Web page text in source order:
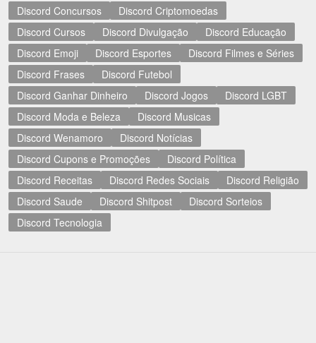
Discord Concursos
Discord Criptomoedas
Discord Cursos
Discord Divulgação
Discord Educação
Discord Emoji
Discord Esportes
Discord Filmes e Séries
Discord Frases
Discord Futebol
Discord Ganhar Dinheiro
Discord Jogos
Discord LGBT
Discord Moda e Beleza
Discord Musicas
Discord Wenamoro
Discord Notícias
Discord Cupons e Promoções
Discord Política
Discord Receitas
Discord Redes Sociais
Discord Religião
Discord Saude
Discord Shitpost
Discord Sorteios
Discord Tecnologia